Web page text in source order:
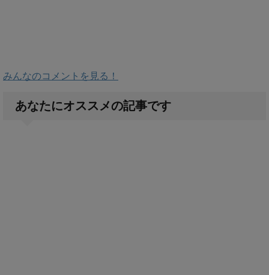
みんなのコメントを見る！
あなたにオススメの記事です